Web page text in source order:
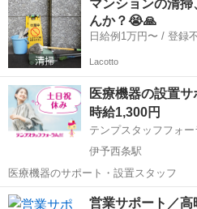
は自社ブランドの展開にも注力し、よ
スキンケア体験」を届けることができ...
マンションの清
んか？😭🙏
日給例1
Lacotto
医療機器の設置サ
時給1,300円
テンプスタッフフォ
伊予西条駅
医療機器のサポート・設置スタッフ
医療サポート職！直接「ありがとう」
りがいがあります・未経験から営業と
愛媛 伊予西条駅 営
営業サポート／